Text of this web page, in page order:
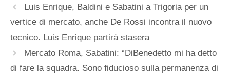
Luis Enrique, Baldini e Sabatini a Trigoria per un
vertice di mercato, anche De Rossi incontra il nuovo
tecnico. Luis Enrique partirà stasera
Mercato Roma, Sabatini: “DiBenedetto mi ha detto
di fare la squadra. Sono fiducioso sulla permanenza di